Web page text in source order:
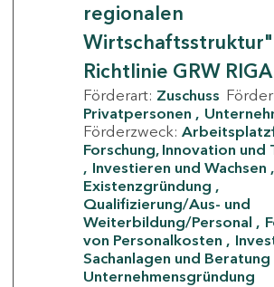
regionalen
Richtlinie GRW RIGA
Förderart: Zuschuss
Privatpersonen
Förderzweck:
Forschung, Innovation und
Investieren und Wachsen
Existenzgründung
Qualifizierung/Aus- und
Weiterbildung/Personal
von Personalkosten
Sachanlagen und Beratung
Unternehmensgründung